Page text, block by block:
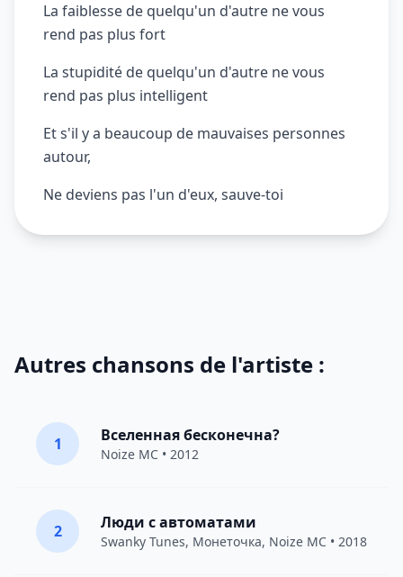
La faiblesse de quelqu'un d'autre ne vous
rend pas plus fort
La stupidité de quelqu'un d'autre ne vous
rend pas plus intelligent
Et s'il y a beaucoup de mauvaises personnes
autour,
Ne deviens pas l'un d'eux, sauve-toi
Autres chansons de l'artiste :
1 Вселенная бесконечна?
Noize MC • 2012
2 Люди с автоматами
Swanky Tunes, Монеточка, Noize MC • 2018